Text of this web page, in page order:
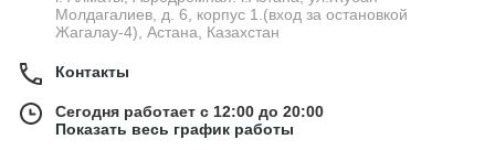
Молдагалиев, д. 6, корпус 1.(вход за остановкой
Жагалау-4), Астана, Казахстан
Контакты
Сегодня работает с 12:00 до 20:00
Показать весь график работы